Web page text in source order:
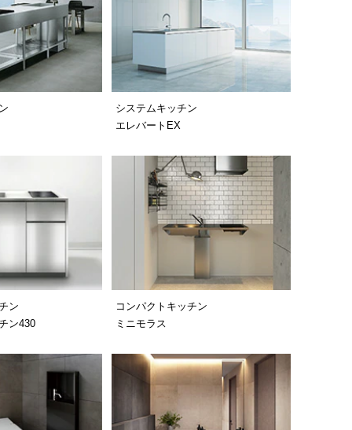
システムキッチン
エレバートEX
ン
ン430
コンパクトキッチン
ミニモラス